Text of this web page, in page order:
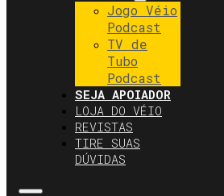
Jogo Véio
Podcast
TV de
Tubo
Podcast
SEJA APOIADOR
LOJA DO VÉIO
REVISTAS
TIRE SUAS
DÚVIDAS